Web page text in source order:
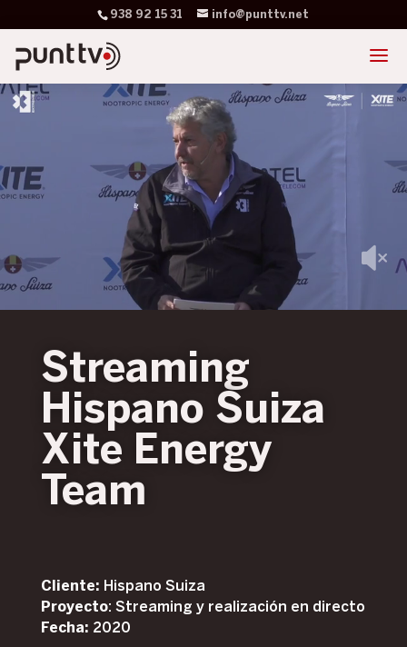
938 92 15 31 info@punttv.net
Streaming
Hispano Suiza
Xite Energy
Team
Cliente: Hispano Suiza
Proyecto: Streaming y realización en directo
Fecha: 2020